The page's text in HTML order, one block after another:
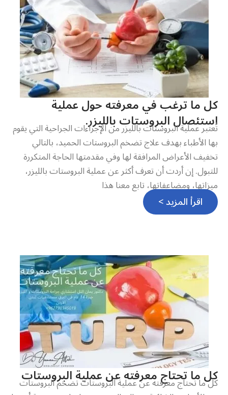
كل ما ترغب في معرفته حول عملية
استئصال البروستات بالليزر.
تُعتبر عملية البروستات بالليزر من الإجراءات الجراحية التي يقوم
بها الأطباء بهدف علاج تضخم البروستات الحميد، بالتالي
تخفيف الأعراض المرافقة لها وفي مقدمتها الحاجة المتكررة
للتبول. إن أردت أن تعرف أكثر عن عملية البروستات بالليزر،
ميزاتها، ومضاعفاتها، تابع معنا هذا
اقرأ المزيد >
كل ما تحتاج معرفته عن عملية البروستات
كل ما تحتاج معرفته عن عملية البروستات تضخم البروستات